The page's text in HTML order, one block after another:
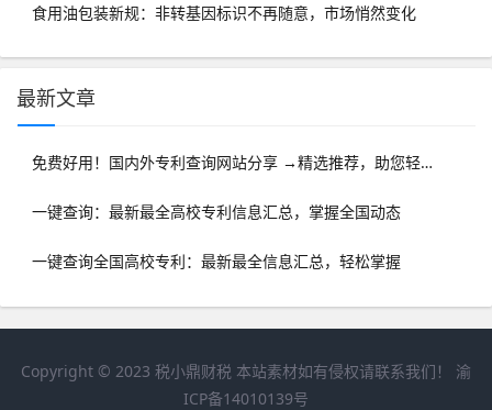
食用油包装新规：非转基因标识不再随意，市场悄然变化
最新文章
免费好用！国内外专利查询网站分享 →精选推荐，助您轻松检索专利信息
一键查询：最新最全高校专利信息汇总，掌握全国动态
一键查询全国高校专利：最新最全信息汇总，轻松掌握
Copyright © 2023 税小鼎财税 本站素材如有侵权请联系我们！ 渝
ICP备14010139号